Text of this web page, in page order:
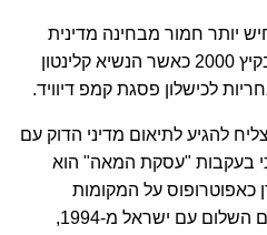
יותר חמור מבחינה מדינית
עבור הפלסטינים מהתרחיש בקיץ 2000 כאשר הנשיא קלינטון
לכישלון פסגת קמפ דיוויד.
להגיע לתיאום מדיני הדוק עם
בעקבות "עסקת המאה" הוא
כאפוטרופוס על המקומות
הקדושים בירושלים עפ"י הסכם השלום עם ישראל מ-1994,